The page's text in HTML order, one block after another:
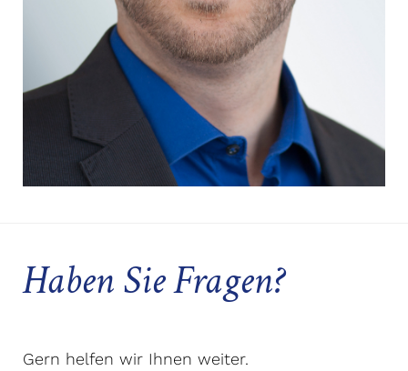
Haben Sie Fragen?
Gern helfen wir Ihnen weiter.